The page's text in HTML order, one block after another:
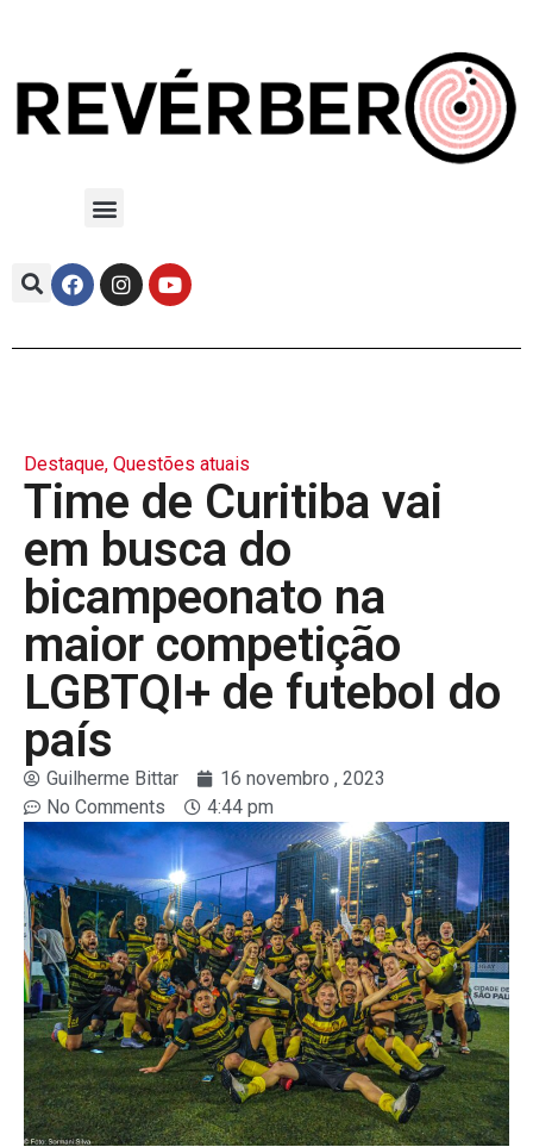
Destaque, Questões atuais
Time de Curitiba vai
em busca do
bicampeonato na
maior competição
LGBTQI+ de futebol do
país
Guilherme Bittar
16 novembro , 2023
No Comments
4:44 pm